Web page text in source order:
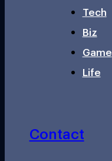
Tech
Biz
Game
Life
Contact